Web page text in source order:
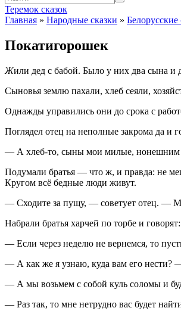
Теремок сказок
Главная » Народные сказки » Белорусские
Покатигорошек
Жили дед с бабой. Было у них два сына
Сыновья землю пахали, хлеб сеяли,
Однажды управились они до срока с
Поглядел отец на неполные закрома да и
— А хлеб-то, сыны мои милые, нонешним
Подумали братья — что ж, и правда: не
Кругом всё бедные люди живут.
— Сходите за пущу, — советует отец. —
Набрали братья харчей по торбе и говорят:
— Если через неделю не вернемся, то
— А как же я узнаю, куда вам его нести?
— А мы возьмем с собой куль соломы и
— Раз так, то мне нетрудно вас будет